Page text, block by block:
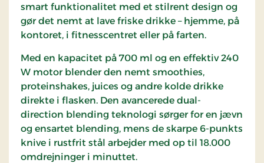
smart funktionalitet med et stilrent design og
gør det nemt at lave friske drikke – hjemme, på
kontoret, i fitnesscentret eller på farten.
Med en kapacitet på 700 ml og en effektiv 240
W motor blender den nemt smoothies,
proteinshakes, juices og andre kolde drikke
direkte i flasken. Den avancerede dual-
direction blending teknologi sørger for en jævn
og ensartet blending, mens de skarpe 6-punkts
knive i rustfrit stål arbejder med op til 18.000
omdrejninger i minuttet.